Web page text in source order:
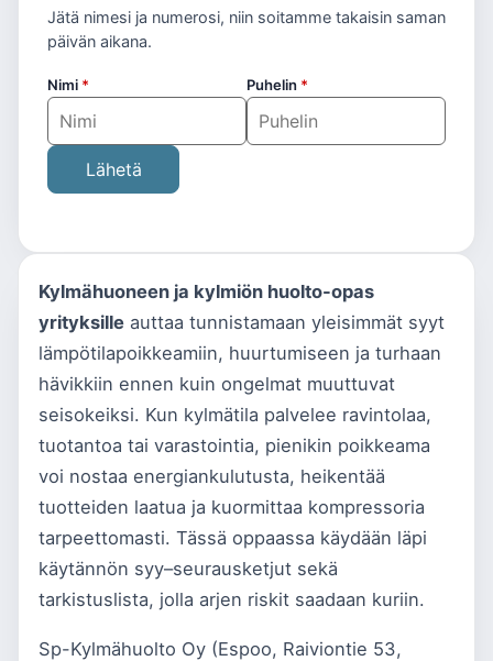
Jätä nimesi ja numerosi, niin soitamme takaisin saman
päivän aikana.
Nimi * Puhelin *
Lähetä
Kylmähuoneen ja kylmiön huolto-opas
yrityksille auttaa tunnistamaan yleisimmät syyt
lämpötilapoikkeamiin, huurtumiseen ja turhaan
hävikkiin ennen kuin ongelmat muuttuvat
seisokeiksi. Kun kylmätila palvelee ravintolaa,
tuotantoa tai varastointia, pienikin poikkeama
voi nostaa energiankulutusta, heikentää
tuotteiden laatua ja kuormittaa kompressoria
tarpeettomasti. Tässä oppaassa käydään läpi
käytännön syy–seurausketjut sekä
tarkistuslista, jolla arjen riskit saadaan kuriin.
Sp-Kylmähuolto Oy (Espoo, Raiviontie 53,